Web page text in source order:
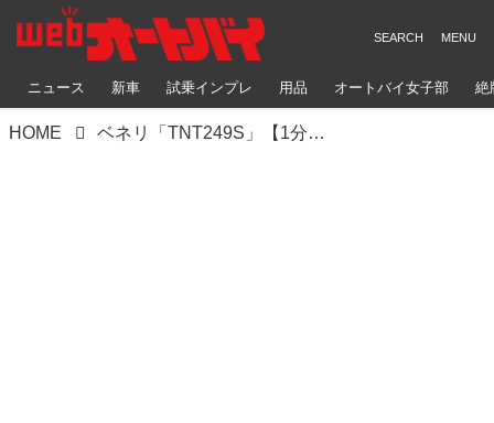
ニュース 新車 試乗インプレ 用品 オートバイ女子部 絶
HOME ベネリ「TNT249S」【1分で読める 250ccバイク紹介 2024年現行モデル】